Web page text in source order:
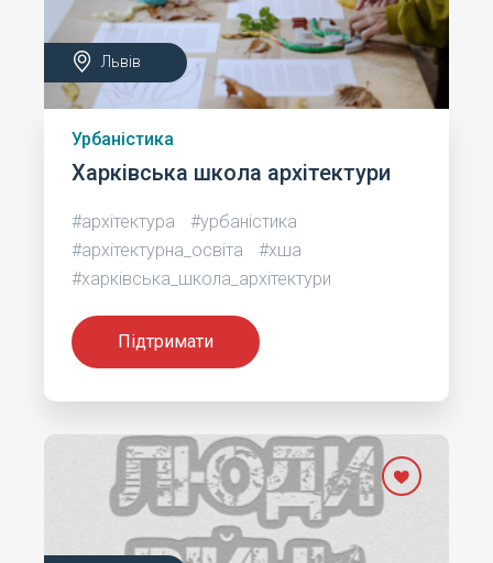
Львів
Урбаністика
Харківська школа архітектури
#архітектура
#урбаністика
#архітектурна_освіта
#хша
#харківська_школа_архітектури
Підтримати